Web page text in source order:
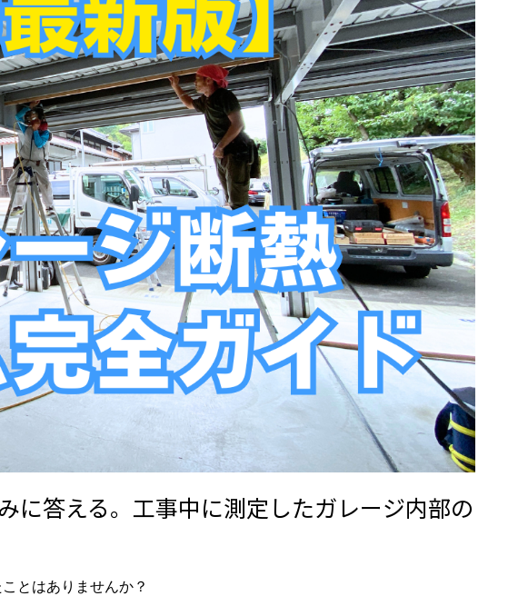
に答える。工事中に測定したガレージ内部の
とはありませんか？